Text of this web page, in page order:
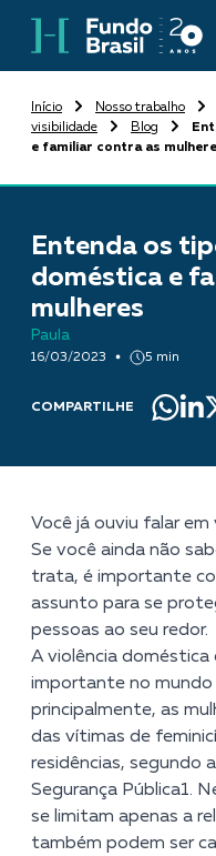
Início Nosso trabalho
visibilidade
Blog
e familiar contra as
Entenda os
doméstica e
mulheres
Paula
16/03/2023 5 min
COMPARTILHE
Você já ouviu falar
Se você ainda não
trata, é importante
assunto para se
pessoas ao seu redor.
A violência doméstica
importante no mundo
principalmente, as
das vítimas de
residências, segundo
Segurança Pública1.
se limitam apenas a
também podem ser